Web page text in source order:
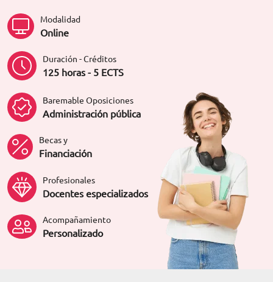
Modalidad
Online
Duración - Créditos
125 horas - 5 ECTS
Baremable Oposiciones
Administración pública
Becas y
Financiación
Profesionales
Docentes especializados
Acompañamiento
Personalizado